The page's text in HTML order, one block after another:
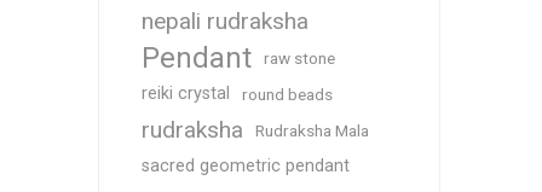
nepali rudraksha
Pendant raw stone
reiki crystal round beads
rudraksha Rudraksha Mala
sacred geometric pendant